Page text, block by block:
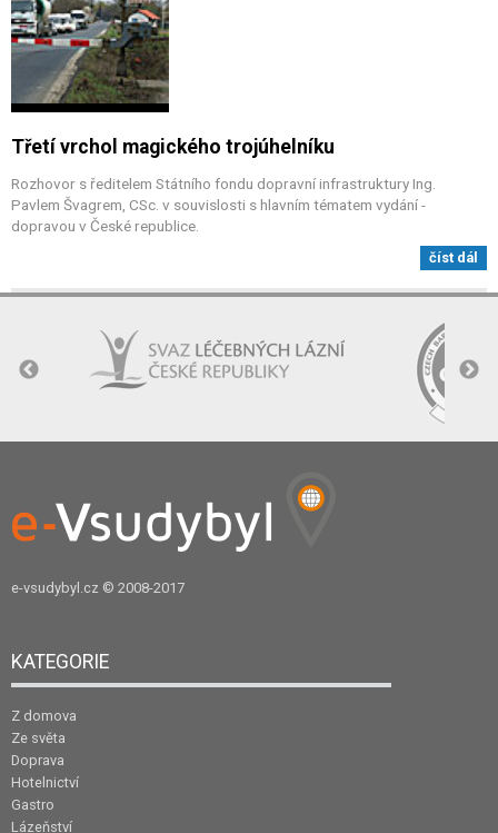
Třetí vrchol magického trojúhelníku
Rozhovor s ředitelem Státního fondu dopravní infrastruktury Ing.
Pavlem Švagrem, CSc. v souvislosti s hlavním tématem vydání -
dopravou v České republice.
číst dál
e-vsudybyl.cz © 2008-2017
KATEGORIE
Z domova
Ze světa
Doprava
Hotelnictví
Gastro
Lázeňství